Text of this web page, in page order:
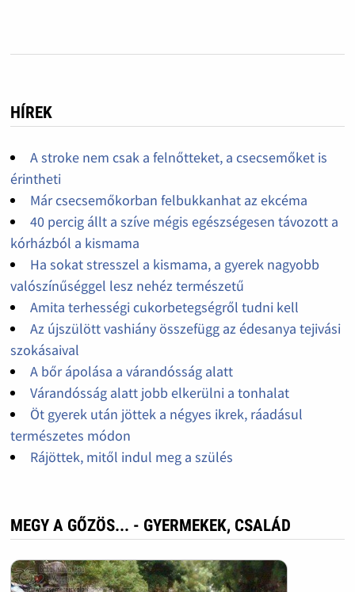
HÍREK
A stroke nem csak a felnőtteket, a csecsemőket is
érintheti
Már csecsemőkorban felbukkanhat az ekcéma
40 percig állt a szíve mégis egészségesen távozott a
kórházból a kismama
Ha sokat stresszel a kismama, a gyerek nagyobb
valószínűséggel lesz nehéz természetű
Amita terhességi cukorbetegségről tudni kell
Az újszülött vashiány összefügg az édesanya tejivási
szokásaival
A bőr ápolása a várandósság alatt
Várandósság alatt jobb elkerülni a tonhalat
Öt gyerek után jöttek a négyes ikrek, ráadásul
természetes módon
Rájöttek, mitől indul meg a szülés
MEGY A GŐZÖS... - GYERMEKEK, CSALÁD